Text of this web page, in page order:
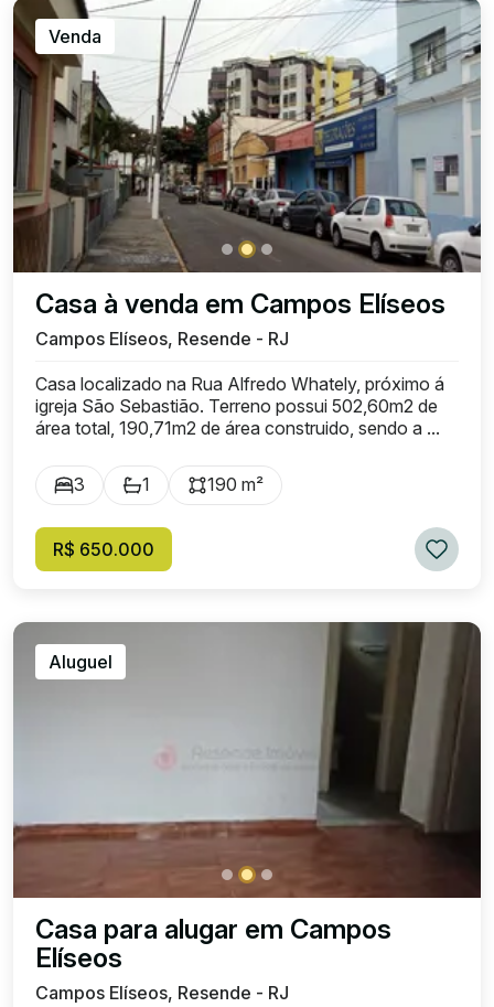
Venda
Casa à venda em Campos Elíseos
Campos Elíseos, Resende - RJ
Casa localizado na Rua Alfredo Whately, próximo á
igreja São Sebastião. Terreno possui 502,60m2 de
área total, 190,71m2 de área construido, sendo a ...
3 1 190 m²
R$ 650.000
Aluguel
Casa para alugar em Campos
Elíseos
Campos Elíseos, Resende - RJ